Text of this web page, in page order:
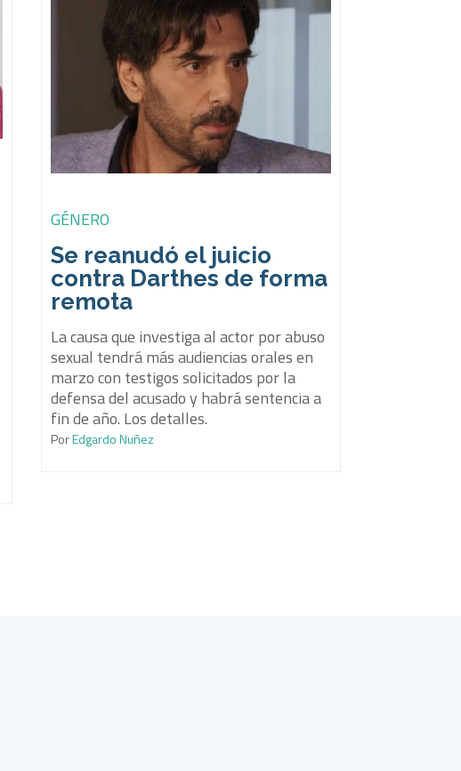
GÉNERO
Se reanudó el juicio
contra Darthes de forma
remota
La causa que investiga al actor por abuso
sexual tendrá más audiencias orales en
marzo con testigos solicitados por la
defensa del acusado y habrá sentencia a
fin de año. Los detalles.
PorEdgardo Nuñez